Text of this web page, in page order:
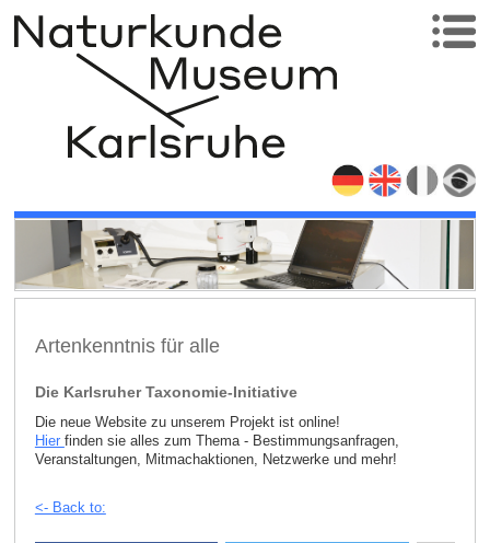
Artenkenntnis für alle
Die Karlsruher Taxonomie-Initiative
Die neue Website zu unserem Projekt ist online!
Hier finden sie alles zum Thema - Bestimmungsanfragen,
Veranstaltungen, Mitmachaktionen, Netzwerke und mehr!
<- Back to: